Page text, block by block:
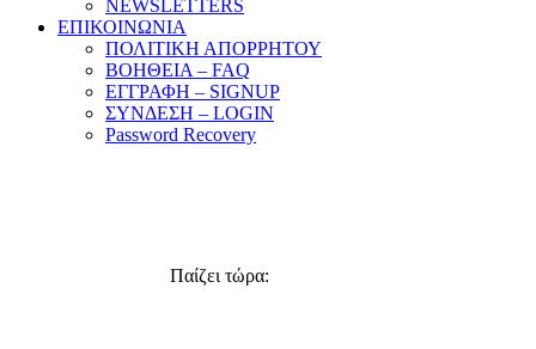
NEWSLETTERS
ΕΠΙΚΟΙΝΩΝΙΑ
ΠΟΛΙΤΙΚΗ ΑΠΟΡΡΗΤΟΥ
ΒΟΗΘΕΙΑ – FAQ
ΕΓΓΡΑΦΗ – SIGNUP
ΣΥΝΔΕΣΗ – LOGIN
Password Recovery
Παίζει τώρα: